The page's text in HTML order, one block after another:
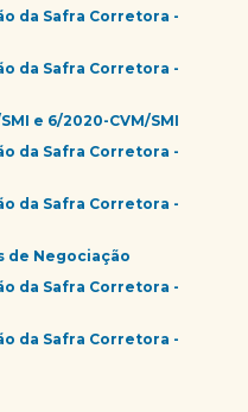
da Safra Corretora -
da Safra Corretora -
e 6/2020-CVM/SMI
da Safra Corretora -
da Safra Corretora -
de Negociação
da Safra Corretora -
da Safra Corretora -